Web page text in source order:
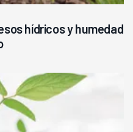
hídricos y humedad